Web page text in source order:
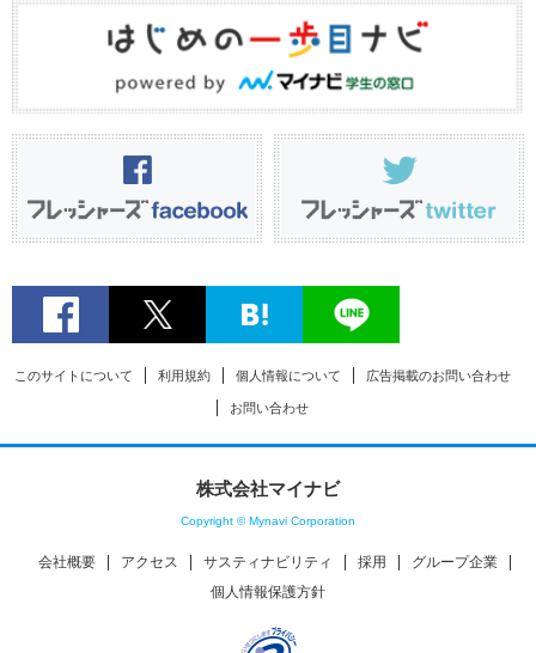
このサイトについて 利用規約 個人情報について 広告掲載のお問い合わせ
お問い合わせ
株式会社マイナビ
Copyright © Mynavi Corporation
会社概要 アクセス サスティナビリティ 採用
グループ企業
個人情報保護方針